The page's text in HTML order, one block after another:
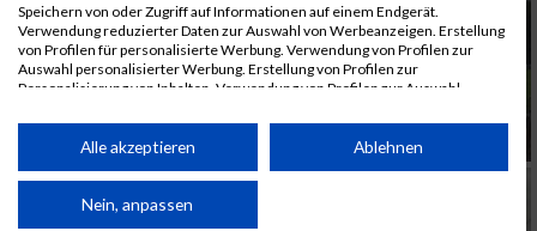
Speichern von oder Zugriff auf Informationen auf einem Endgerät.
Verwendung reduzierter Daten zur Auswahl von Werbeanzeigen. Erstellung
von Profilen für personalisierte Werbung. Verwendung von Profilen zur
Auswahl personalisierter Werbung. Erstellung von Profilen zur
Personalisierung von Inhalten. Verwendung von Profilen zur Auswahl
Performance von Inhalten. Analyse von Zielgruppen durch Statistiken oder
Kombinationen von Daten aus verschiedenen Quellen. Entwicklung und
von Inhalten.
Daten können außerhalb der Europäischen Union weitergegeben und in die
Alle akzeptieren Ablehnen
Nein, anpassen